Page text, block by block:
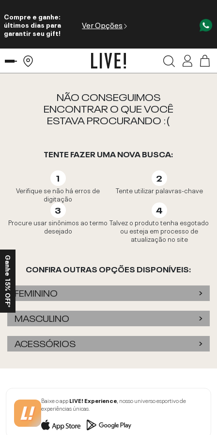
Compre e ganhe:
últimos dias para
garantir seu gift!
Ver Opções
NÃO CONSEGUIMOS
ENCONTRAR O QUE VOCÊ
ESTAVA PROCURANDO :(
TENTE FAZER UMA NOVA BUSCA:
Verifique se não há erros de
digitação
Tente utilizar palavras-chave
Procure usar sinônimos ao termo
desejado
Talvez o produto tenha esgotado
ou esteja em processo de
atualização no site
CONFIRA OUTRAS OPÇÕES DISPONÍVEIS:
FEMININO
MASCULINO
ACESSÓRIOS
Baixe o appLIVE! Experience, nosso universo esportivo de
experiências únicas.
Ganhe 15% OFF*